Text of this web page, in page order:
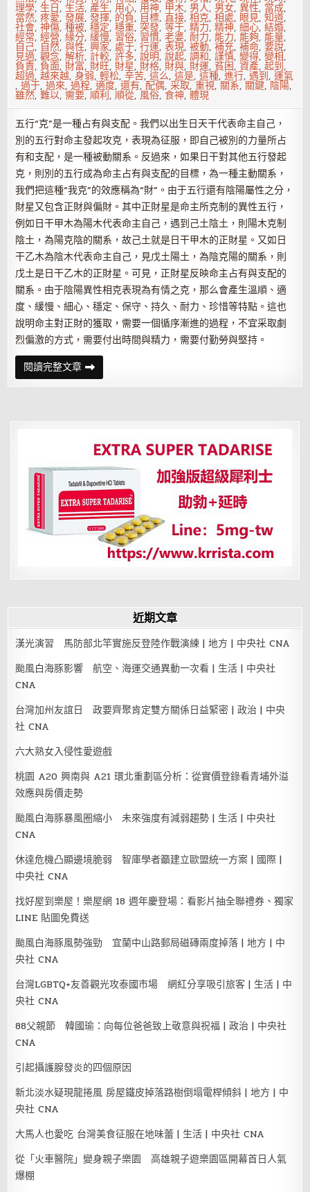
理學,生日,生活,產生, 用心, 用神, 甲木, 男人, 男女,異性, 當成,
當然,疼愛,發展,發揮, 的負, 目標,直接,相克,相處, 眼見,知道,
社會,神傷,種被,穩定,穩重,突發,等于,精力,精神,細心,結婚,
經常,經營,緣分,緩慢, 習俗, 習慣,老婆,耐力, 能力, 能夠, 能量,
自己, 自然,與性,興家, 處于,行運,表現,被動,補充,補命,要說,
見過,觀念,解析, 計較,許多,說明,說起,調和,謹慎,變得,變相,
負責, 負面, 財富, 財旺, 財星, 財格, 財與, 財運,貧困,資產,起到,
超過,越來越,身弱,輕松,辛苦,這么,這是,這種,進行,遇到,運氣
,過于,過來,過程,適度,還有,配偶,采取,重視, 關系, 關鍵, 陰陽,
雖然,難以, 需要,順利,順從, 風俗,食神,體現
五行“克”是一種占有與支配。我們以出生日天干代表命主自己，
別的五行對命主發起攻克，表現為征服，即自己被別的力量所占
有和支配，是一種被動關系。反過來，如果日干對其他五行發起
克，則別的五行成為命主占有與支配的目標，為一種主動關系，
我們把這種“我克”的效應稱為“財”。由于五行還有陰陽屬性之分，
財星又包含正財與偏財。其中正財星是命主所克制的異性五行，
例如日干甲木為陽木代表命主自己，遇到己土陰土，則陽木克制
陰土，為陽克陰的關系，故己土就是日干甲木的正財星。又如日
干乙木為陰木代表命主自己，見戊土陽土，為陰克陽的關系，則
戊土是日干乙木的正財星。可見，正財星反映命主占有與支配的
關系。由于陰陽異性相克表現為有情之克，那么會產生溫順、適
度、緩慢、細心、穩定、保守、持久、耐力、珍惜等特點。這也
說明命主對正財的獲取，需要一個循序漸進的過程，不宜采取劇
烈偏激的方式，需要付出時間與精力，需要付勤勞與堅持。
閱讀完整文章命
理
解
妻
男
人
的
財
星
近期文章
漢光演習 馬防部北竿實施反登陸作戰演練 | 地方 | 中央社 CNA
颱風白海豚影響 航空、海運交通異動一次看 | 生活 | 中央社
CNA
台灣加州友誼日 政要齊聚肯定雙方關係日益緊密 | 政治 | 中央
社 CNA
六大熟女入侵性愛遊戲
桃園 A20 興南與 A21 環北重劃區分析：從實價登錄看青埔外溢
效應與房價走勢
颱風白海豚暴風圈縮小 未來強度有減弱趨勢 | 生活 | 中央社
CNA
休達危機凸顯邊境脆弱 智庫學者籲建立歐盟統一方案 | 國際 |
中央社 CNA
找好屋到樂屋！樂屋網 18 週年慶登場：看影片抽全聯禮券、獨家
LINE 貼圖免費送
颱風白海豚風勢強勁 宜蘭中山路郵局磁磚兩度掉落 | 地方 | 中
央社 CNA
台灣LGBTQ+友善觀光攻泰國市場 網紅分享吸引旅客 | 生活 | 中
央社 CNA
88父親節 韓國瑜：向每位爸爸致上敬意與祝福 | 政治 | 中央社
CNA
引起攝護腺發炎的四個原因
新北淡水疑現龍捲風 房屋鐵皮掉落路樹倒塌電桿傾斜 | 地方 | 中
央社 CNA
大馬人也愛吃 台灣美食征服在地味蕾 | 生活 | 中央社 CNA
從「火車醫院」變身親子樂園 高雄親子遊樂園區開幕首日人氣
爆棚